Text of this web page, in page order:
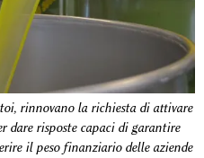
rinnovano la richiesta di attivare
dare risposte capaci di garantire
il peso finanziario delle aziende